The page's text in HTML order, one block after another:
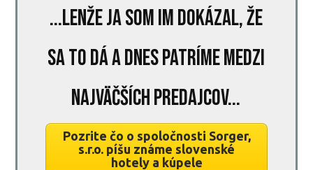
...lenže ja som im dokázal, že
sa to dá a dnes patríme medzi
najväčších predajcov...
Pozrite čo o spoločnosti Sorger,
s.r.o. píšu známe slovenské
hotely a kúpele